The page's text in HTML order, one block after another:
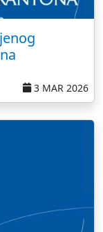
3 MAR 2026